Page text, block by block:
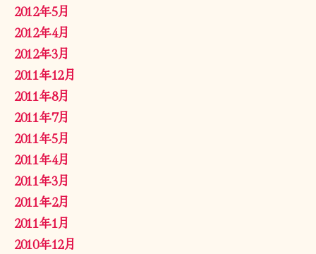
2012年5月
2012年4月
2012年3月
2011年12月
2011年8月
2011年7月
2011年5月
2011年4月
2011年3月
2011年2月
2011年1月
2010年12月